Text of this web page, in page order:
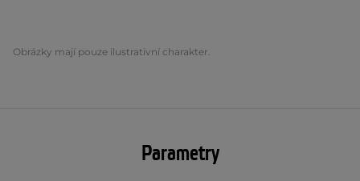
Obrázky mají pouze ilustrativní charakter.
Parametry